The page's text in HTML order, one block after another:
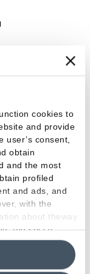
cookies to
and provide
consent,
obtain
and the most
profiled
and ads, and
with the
about theway
and social
itwith other
banner,
browsing